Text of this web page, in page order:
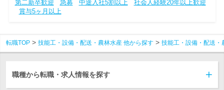
第二新卒歓迎
急募 中途入社5割以上
社会人経験20年以上歓迎
賞与5ヶ月以上
転職TOP 技能工・設備・配送・農林水産 他から探す 技能工・設備・配送・
職種から転職・求人情報を探す